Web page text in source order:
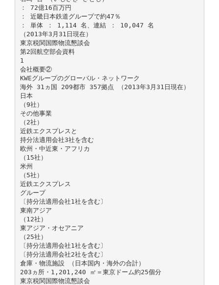
： 72億16百万円
： 近畿日本鉄道グループで約47％
： 単体 ： 1,114 名、連結 ： 10,047 名
（2013年3月31日現在）
東京税関国際物流懇談会
第2回航空部会資料
1
会社概要②
KWEグループのグローバル・ネットワーク
海外 31ヵ国 209都市 357拠点 （2013年3月31日現在）
日本
（9社）
その他事業
（2社）
近鉄エクスプレスと
持分法適用会社3社を含む
欧州・中近東・アフリカ
（15社）
米州
（5社）
近鉄エクスプレス
グループ
〔持分法適用会社1社を含む〕
東南アジア
（12社）
東アジア・オセアニア
（25社）
〔持分法適用会社1社を含む〕
〔持分法適用会社2社を含む〕
倉庫・物流施設 （日本国内・海外の合計）
203ヵ所・1,201,240 ㎡＝東京ドーム約25個分
東京税関国際物流懇談会